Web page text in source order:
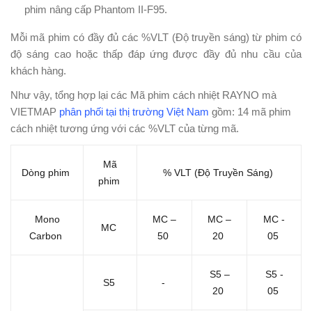
phim nâng cấp Phantom II-F95.
Mỗi mã phim có đầy đủ các %VLT (Độ truyền sáng) từ phim có
độ sáng cao hoặc thấp đáp ứng được đầy đủ nhu cầu của
khách hàng.
Như vậy, tổng hợp lại các Mã phim cách nhiệt RAYNO mà
VIETMAP phân phối tại thị trường Việt Nam gồm: 14 mã phim
cách nhiệt tương ứng với các %VLT của từng mã.
Dòng phim
Mã
phim
% VLT (Độ Truyền Sáng)
Mono
Carbon
MC
MC –
50
MC –
20
MC -
05
S5 -
S5 –
20
S5 -
05